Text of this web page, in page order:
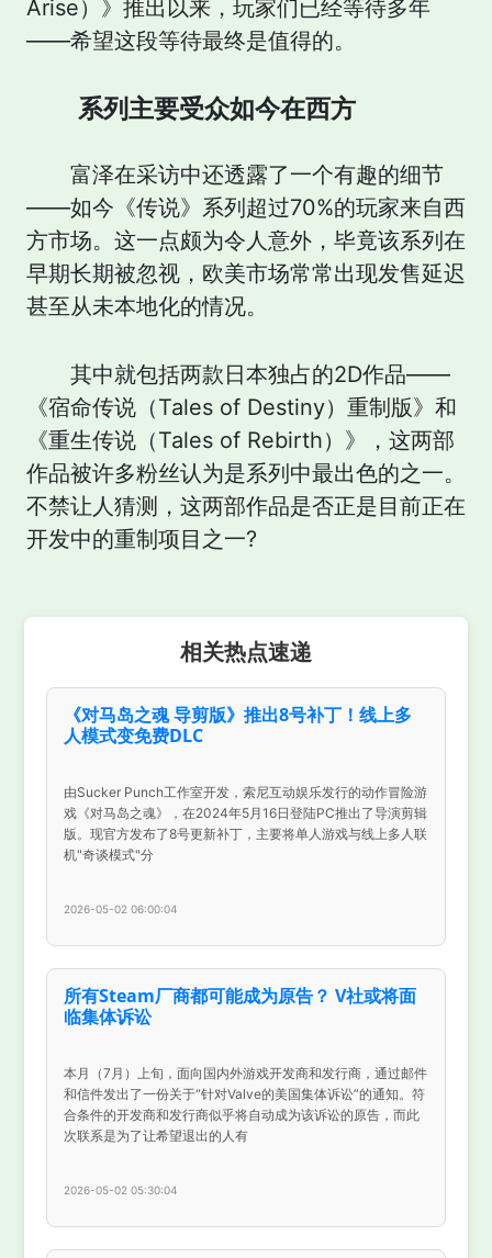
Arise）》推出以来，玩家们已经等待多年
——希望这段等待最终是值得的。
系列主要受众如今在西方
富泽在采访中还透露了一个有趣的细节
——如今《传说》系列超过70%的玩家来自西
方市场。这一点颇为令人意外，毕竟该系列在
早期长期被忽视，欧美市场常常出现发售延迟
甚至从未本地化的情况。
其中就包括两款日本独占的2D作品——
《宿命传说（Tales of Destiny）重制版》和
《重生传说（Tales of Rebirth）》，这两部
作品被许多粉丝认为是系列中最出色的之一。
不禁让人猜测，这两部作品是否正是目前正在
开发中的重制项目之一?
相关热点速递
《对马岛之魂 导剪版》推出8号补丁！线上多
人模式变免费DLC
由Sucker Punch工作室开发，索尼互动娱乐发行的动作冒险游
戏《对马岛之魂》，在2024年5月16日登陆PC推出了导演剪辑
版。现官方发布了8号更新补丁，主要将单人游戏与线上多人联
机"奇谈模式"分
2026-05-02 06:00:04
所有Steam厂商都可能成为原告？ V社或将面
临集体诉讼
本月（7月）上旬，面向国内外游戏开发商和发行商，通过邮件
和信件发出了一份关于“针对Valve的美国集体诉讼”的通知。符
合条件的开发商和发行商似乎将自动成为该诉讼的原告，而此
次联系是为了让希望退出的人有
2026-05-02 05:30:04